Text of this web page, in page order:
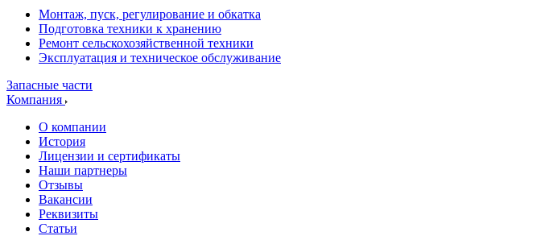
Монтаж, пуск, регулирование и обкатка
Подготовка техники к хранению
Ремонт сельскохозяйственной техники
Эксплуатация и техническое обслуживание
Запасные части
Компания
О компании
История
Лицензии и сертификаты
Наши партнеры
Отзывы
Вакансии
Реквизиты
Статьи